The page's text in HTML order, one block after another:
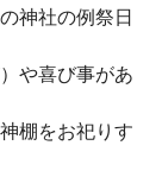
神社の例祭日
や喜び事があ
棚をお祀りす